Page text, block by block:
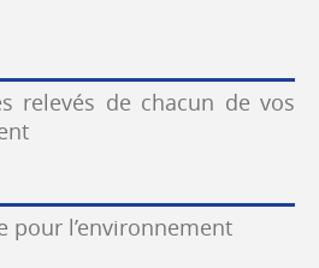
relevés de chacun de vos
pour l’environnement